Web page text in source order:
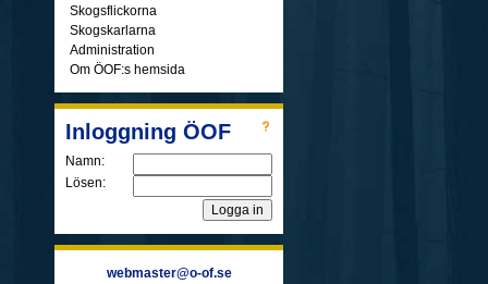
Skogsflickorna
Skogskarlarna
Administration
Om ÖOF:s hemsida
Inloggning ÖOF
Namn:
Lösen:
webmaster@o-of.se